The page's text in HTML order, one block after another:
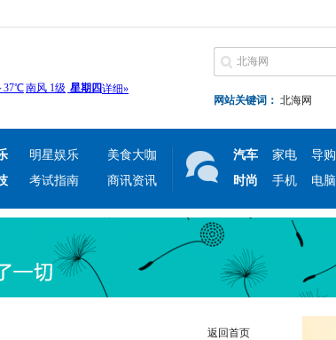
网站关键词： 北海网
明星娱乐
美食大咖
考试指南 商讯资讯
汽车 家电 导购
时尚
手机 电脑
返回首页